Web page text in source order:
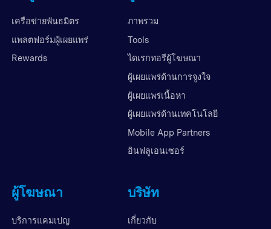
เครือข่ายพันธมิตร
แพลตฟอร์มผู้เผยแพร่
Rewards
ภาพรวม
Tools
ไดเรกทอรีผู้โฆษณา
ผู้เผยแพร่ด้านการจูงใจ
ผู้เผยแพร่เนื้อหา
ผู้เผยแพร่ด้านเทคโนโลยี
Mobile App Partners
อินฟลูเอนเซอร์
ผู้โฆษณา
บริการแคมเปญ
บริษัท
เกี่ยวกับ